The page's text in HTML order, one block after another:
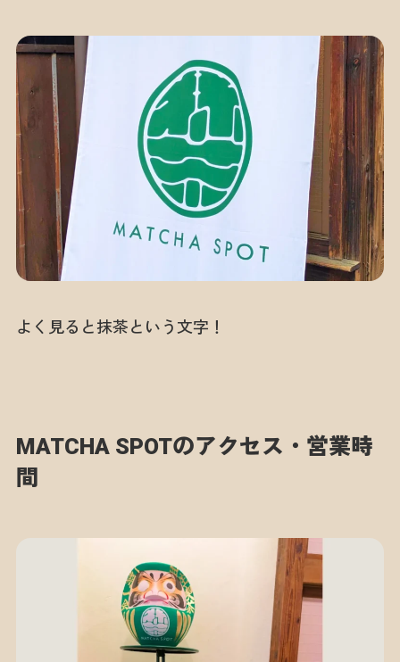
よく見ると抹茶という文字！
MATCHA SPOTのアクセス・営業時
間